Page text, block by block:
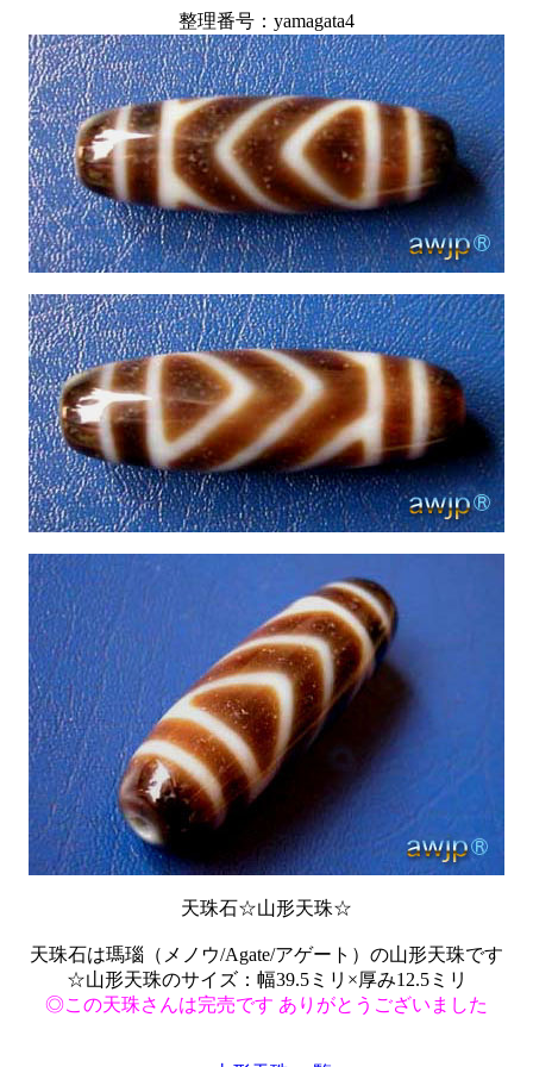
整理番号：yamagata4
天珠石☆山形天珠☆
天珠石は瑪瑙（メノウ/Agate/アゲート）の山形天珠です
☆山形天珠のサイズ：幅39.5ミリ×厚み12.5ミリ
◎この天珠さんは完売です ありがとうございました